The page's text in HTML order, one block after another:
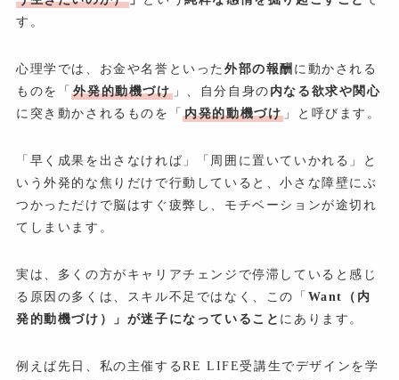
す。
心理学では、お金や名誉といった 外部の報酬 に動かされる
ものを「外発的動機づけ」、自分自身の 内なる欲求や関心
に突き動かされるものを「内発的動機づけ 」と呼びます。
「早く成果を出さなければ」「周囲に置いていかれる」と
いう外発的な焦りだけで行動していると、小さな障壁にぶ
つかっただけで脳はすぐ疲弊し、モチベーションが途切れ
てしまいます。
実は、多くの方がキャリアチェンジで停滞していると感じ
る原因の多くは、スキル不足ではなく、この「 Want（内
発的動機づけ）」が迷子になっていること にあります。
例えば先日、私の主催するRE LIFE受講生でデザインを学